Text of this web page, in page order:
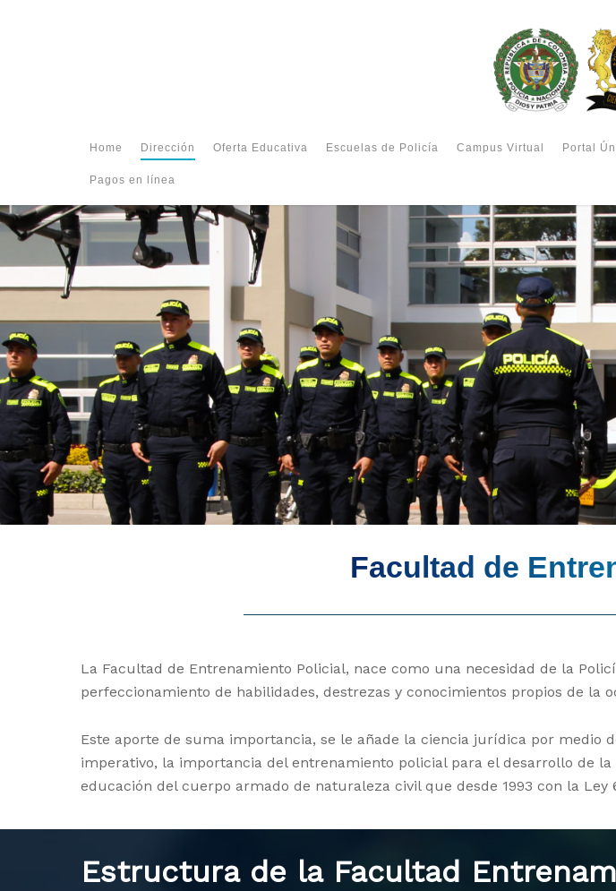
Home Dirección Oferta Educativa Escuelas de Policía Campus Virtual Portal
Pagos en línea
Facultad de
La Facultad de Entrenamiento Policial, nace como una necesidad de la
perfeccionamiento de habilidades, destrezas y conocimientos propios de la
Este aporte de suma importancia, se le añade la ciencia jurídica por medio
imperativo, la importancia del entrenamiento policial para el desarrollo de
educación del cuerpo armado de naturaleza civil que desde 1993 con la
Estructura de la Facultad